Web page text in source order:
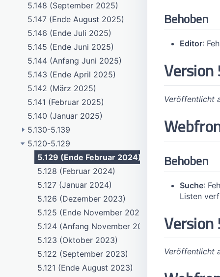
5.148 (September 2025)
5.147 (Ende August 2025)
5.146 (Ende Juli 2025)
5.145 (Ende Juni 2025)
5.144 (Anfang Juni 2025)
5.143 (Ende April 2025)
5.142 (März 2025)
5.141 (Februar 2025)
5.140 (Januar 2025)
5.130-5.139
5.139 (Dezember 2024)
5.138 (November 2024)
5.137 (Anfang Oktober 2024)
5.136 (August 2024)
5.135 (Juli 2024)
5.134 (Juni 2024)
5.133 (Ende Mai 2024)
5.132 (Mai 2024)
5.131 (April 2024)
5.130 (März 2024)
5.120-5.129
5.129 (Ende Februar 2024)
5.128 (Februar 2024)
5.127 (Januar 2024)
5.126 (Dezember 2023)
5.125 (Ende November 2023)
5.124 (Anfang November 2023)
5.123 (Oktober 2023)
5.122 (September 2023)
5.121 (Ende August 2023)
Behoben
Editor:
Version
Veröffentlicht
Behoben
Suche:
Listen
Version
Veröffentlicht